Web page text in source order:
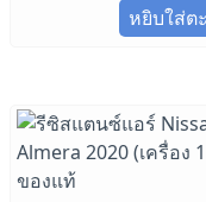
หยิบใส่ต